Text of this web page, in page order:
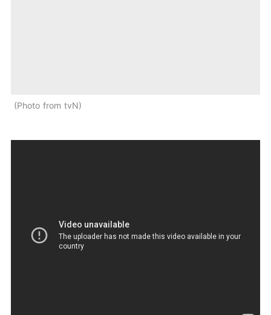
Photo from tvN